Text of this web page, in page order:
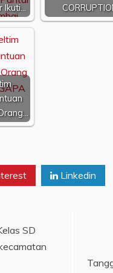
Ikuti…
Linkedin
SD